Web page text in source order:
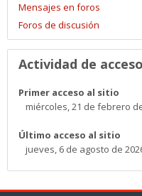
Mensajes en foros
Foros de discusión
Actividad de
Primer acceso al sitio
miércoles, 21 de febrero
Último acceso al sitio
jueves, 6 de agosto de